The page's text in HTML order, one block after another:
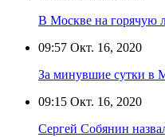
В Москве на горячую
09:57 Окт. 16, 2020
За минувшие сутки в
09:15 Окт. 16, 2020
Сергей Собянин